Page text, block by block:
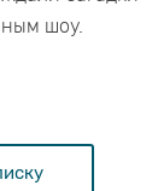
шоу.